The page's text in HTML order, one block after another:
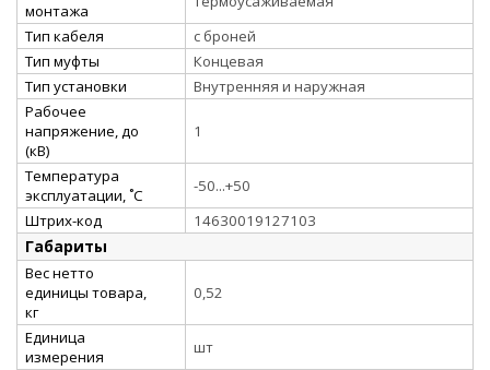
монтажа
Тип кабеля
с броней
Тип муфты
Концевая
Тип установки
Внутренняя и наружная
Рабочее
напряжение, до
(кВ)
1
Температура
эксплуатации, ˚С
-50...+50
Штрих-код
14630019127103
Габариты
Вес нетто
единицы товара,
кг
0,52
Единица
измерения
шт